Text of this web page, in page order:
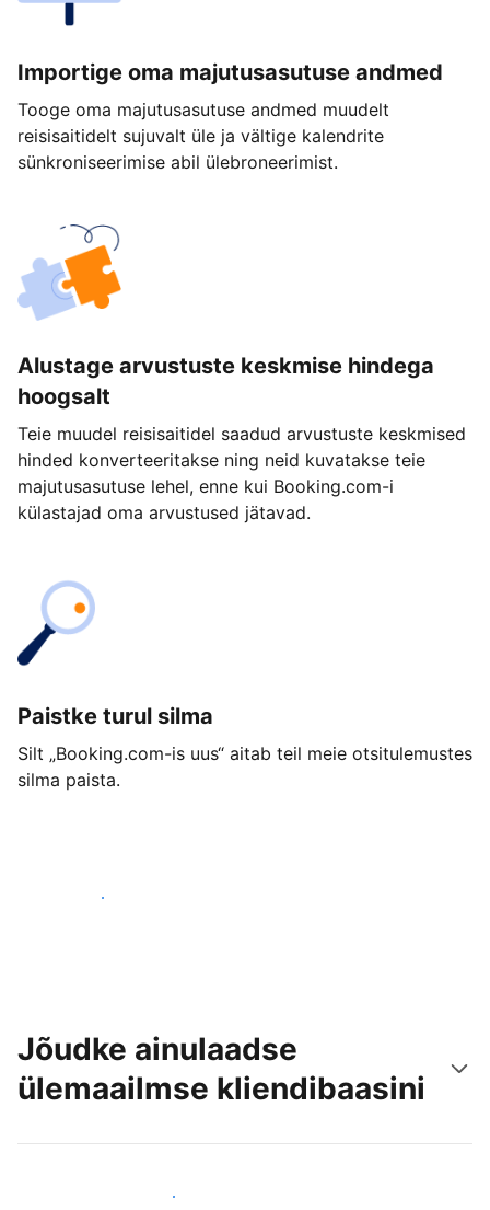
Importige oma majutusasutuse andmed
Tooge oma majutusasutuse andmed muudelt
reisisaitidelt sujuvalt üle ja vältige kalendrite
sünkroniseerimise abil ülebroneerimist.
Alustage arvustuste keskmise hindega
hoogsalt
Teie muudel reisisaitidel saadud arvustuste keskmised
hinded konverteeritakse ning neid kuvatakse teie
majutusasutuse lehel, enne kui Booking.com-i
külastajad oma arvustused jätavad.
Paistke turul silma
Silt „Booking.com-is uus“ aitab teil meie otsitulemustes
silma paista.
Alusta juba täna
Jõudke ainulaadse
ülemaailmse kliendibaasini
Jõua juba täna uute külastajateni